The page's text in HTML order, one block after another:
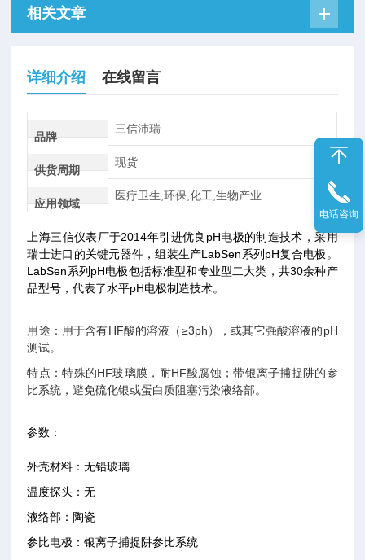
相关文章
详细介绍 在线留言
品牌
三信沛瑞
供货周期
现货
应用领域
医疗卫生,环保,化工,生物产业
上海三信仪表厂于2014年引进优良pH电极的制造技术，采用
瑞士进口的关键元器件，组装生产LabSen系列pH复合电极。
LabSen系列pH电极包括标准型和专业型二大类，共30余种产
品型号，代表了水平pH电极制造技术。
用途：用于含有HF酸的溶液（≥3ph），或其它强酸溶液的pH
测试。
特点：特殊的HF玻璃膜，耐HF酸腐蚀；带银离子捕捉阱的参
比系统，避免硫化银或蛋白质阻塞污染液络部。
参数：
外壳材料：无铅玻璃
温度探头：无
液络部：陶瓷
参比电极：银离子捕捉阱参比系统
电话咨询